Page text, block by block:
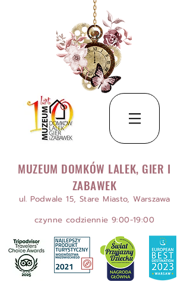
MUZEUM DOMKÓW LALEK, GIER I
ZABAWEK
ul. Podwale 15, Stare Miasto, Warszawa
czynne codziennie 9:00-19:00